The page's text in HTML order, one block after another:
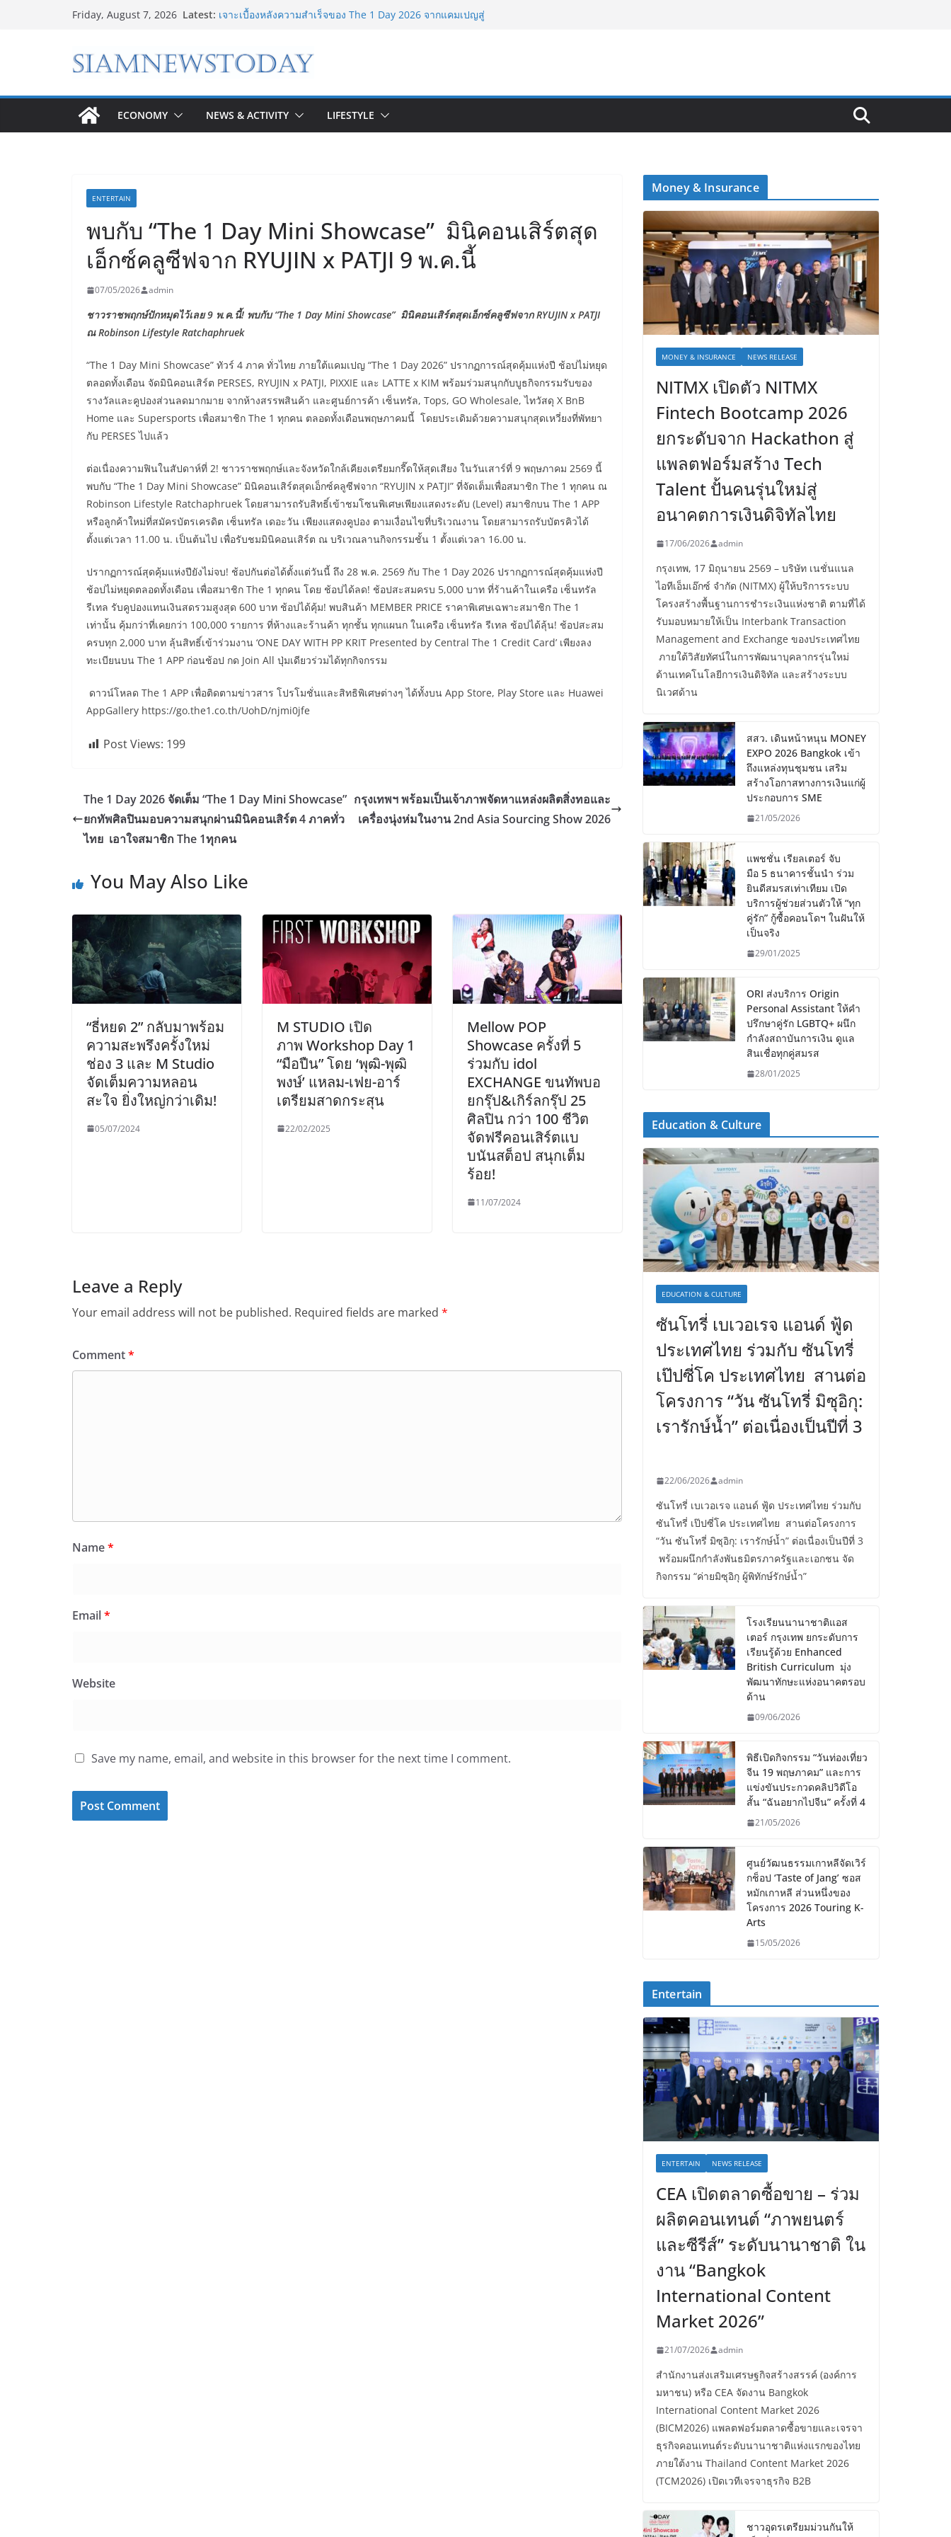
Friday, August 7, 2026 Latest: Bambu Lab เปิด Bambu World และ Authorized Premium
เจาะเบื้องหลังความสำเร็จของ The 1 Day 2026 จากแคมเปญสู่
Shopping Phenomenon ของไทย
CEO “ดร.ปิยะวัฒน์” ถ่ายทอดวิสัยทัศน์ธุรกิจ พร้อมฟรีคอนเสิร์ต
“โชค รถแห่” ยกวง
ECONOMY NEWS & ACTIVITY LIFESTYLE
ENTERTAIN
พบกับ “The 1 Day Mini Showcase” มินิคอนเสิร์ตสุด
เอ็กซ์คลูซีฟจาก RYUJIN x PATJI 9 พ.ค.นี้
07/05/2026 admin
ชาวราชพฤกษ์ปักหมุดไว้เลย 9 พ.ค.นี้! พบกับ “The 1 Day Mini Showcase” มินิคอนเสิร์ตสุดเอ็กซ์คลูซีฟจาก RYUJIN x PATJI
ณ Robinson Lifestyle Ratchaphruek
“The 1 Day Mini Showcase” ทัวร์ 4 ภาค ทั่วไทย ภายใต้แคมเปญ “The 1 Day 2026” ปรากฏการณ์สุดคุ้มแห่งปี ช้อปไม่หยุด
ตลอดทั้งเดือน จัดมินิคอนเสิร์ต PERSES, RYUJIN x PATJI, PIXXIE และ LATTE x KIM พร้อมร่วมสนุกกับบูธกิจกรรมรับของ
รางวัลและคูปองส่วนลดมากมาย จากห้างสรรพสินค้า และศูนย์การค้า เซ็นทรัล, Tops, GO Wholesale, ไทวัสดุ X BnB
Home และ Supersports เพื่อสมาชิก The 1 ทุกคน ตลอดทั้งเดือนพฤษภาคมนี้ โดยประเดิมด้วยความสนุกสุดเหวี่ยงที่พัทยา
กับ PERSES ไปแล้ว
ต่อเนื่องความฟินในสัปดาห์ที่ 2! ชาวราชพฤกษ์และจังหวัดใกล้เคียงเตรียมกรี๊ดให้สุดเสียง ในวันเสาร์ที่ 9 พฤษภาคม 2569 นี้
พบกับ “The 1 Day Mini Showcase” มินิคอนเสิร์ตสุดเอ็กซ์คลูซีฟจาก “RYUJIN x PATJI” ที่จัดเต็มเพื่อสมาชิก The 1 ทุกคน ณ
Robinson Lifestyle Ratchaphruek โดยสามารถรับสิทธิ์เข้าชมโซนพิเศษเพียงแสดงระดับ (Level) สมาชิกบน The 1 APP
หรือลูกค้าใหม่ที่สมัครบัตรเครดิต เซ็นทรัล เดอะวัน เพียงแสดงคูปอง ตามเงื่อนไขที่บริเวณงาน โดยสามารถรับบัตรคิวได้
ตั้งแต่เวลา 11.00 น. เป็นต้นไป เพื่อรับชมมินิคอนเสิร์ต ณ บริเวณลานกิจกรรมชั้น 1 ตั้งแต่เวลา 16.00 น.
ปรากฏการณ์สุดคุ้มแห่งปียังไม่จบ! ช้อปกันต่อได้ตั้งแต่วันนี้ ถึง 28 พ.ค. 2569 กับ The 1 Day 2026 ปรากฏการณ์สุดคุ้มแห่งปี
ช้อปไม่หยุดตลอดทั้งเดือน เพื่อสมาชิก The 1 ทุกคน โดย ช้อปได้ลด! ช้อปสะสมครบ 5,000 บาท ที่ร้านค้าในเครือ เซ็นทรัล
รีเทล รับคูปองแทนเงินสดรวมสูงสุด 600 บาท ช้อปได้คุ้ม! พบสินค้า MEMBER PRICE ราคาพิเศษเฉพาะสมาชิก The 1
เท่านั้น คุ้มกว่าที่เคยกว่า 100,000 รายการ ที่ห้างและร้านค้า ทุกชั้น ทุกแผนก ในเครือ เซ็นทรัล รีเทล ช้อปได้ลุ้น! ช้อปสะสม
ครบทุก 2,000 บาท ลุ้นสิทธิ์เข้าร่วมงาน ‘ONE DAY WITH PP KRIT Presented by Central The 1 Credit Card’ เพียงลง
ทะเบียนบน The 1 APP ก่อนช้อป กด Join All ปุ่มเดียวร่วมได้ทุกกิจกรรม
ดาวน์โหลด The 1 APP เพื่อติดตามข่าวสาร โปรโมชั่นและสิทธิพิเศษต่างๆ ได้ทั้งบน App Store, Play Store และ Huawei
AppGallery https://go.the1.co.th/UohD/njmi0jfe
Post Views: 199
The 1 Day 2026 จัดเต็ม “The 1 Day Mini Showcase”
ยกทัพศิลปินมอบความสนุกผ่านมินิคอนเสิร์ต 4 ภาคทั่ว
ไทย เอาใจสมาชิก The 1ทุกคน
กรุงเทพฯ พร้อมเป็นเจ้าภาพจัดหาแหล่งผลิตสิ่งทอและ
เครื่องนุ่งห่มในงาน 2nd Asia Sourcing Show 2026
You May Also Like
“ธี่หยด 2” กลับมาพร้อม
ความสะพรึงครั้งใหม่
ช่อง 3 และ M Studio
จัดเต็มความหลอน
สะใจ ยิ่งใหญ่กว่าเดิม!
05/07/2024
M STUDIO เปิด
ภาพ Workshop Day 1
“มือปืน” โดย ‘พุฒิ-พุฒิ
พงษ์’ แหลม-เฟย-อาร์
เตรียมสาดกระสุน
22/02/2025
Mellow POP
Showcase ครั้งที่ 5
ร่วมกับ idol
EXCHANGE ขนทัพบอ
ยกรุ๊ป&เกิร์ลกรุ๊ป 25
ศิลปิน กว่า 100 ชีวิต
จัดฟรีคอนเสิร์ตแบ
บนันสต็อป สนุกเต็ม
ร้อย!
11/07/2024
Leave a Reply
Your email address will not be published. Required fields are marked *
Comment*
Name*
Email*
Website
Save my name, email, and website in this browser for the next time I comment.
Money & Insurance
MONEY & INSURANCE NEWS RELEASE
NITMX เปิดตัว NITMX
Fintech Bootcamp 2026
ยกระดับจาก Hackathon สู่
แพลตฟอร์มสร้าง Tech
Talent ปั้นคนรุ่นใหม่สู่
อนาคตการเงินดิจิทัลไทย
17/06/2026 admin
กรุงเทพ, 17 มิถุนายน 2569 – บริษัท เนชั่นแนล
ไอทีเอ็มเอ๊กซ์ จำกัด (NITMX) ผู้ให้บริการระบบ
โครงสร้างพื้นฐานการชำระเงินแห่งชาติ ตามที่ได้
รับมอบหมายให้เป็น Interbank Transaction
Management and Exchange ของประเทศไทย
ภายใต้วิสัยทัศน์ในการพัฒนาบุคลากรรุ่นใหม่
ด้านเทคโนโลยีการเงินดิจิทัล และสร้างระบบ
นิเวศด้าน
สสว. เดินหน้าหนุน MONEY
EXPO 2026 Bangkok เข้า
ถึงแหล่งทุนชุมชน เสริม
สร้างโอกาสทางการเงินแก่ผู้
ประกอบการ SME
21/05/2026
แพชชั่น เรียลเตอร์ จับ
มือ 5 ธนาคารชั้นนำ ร่วม
ยินดีสมรสเท่าเทียม เปิด
บริการผู้ช่วยส่วนตัวให้ “ทุก
คู่รัก” กู้ซื้อคอนโดฯ ในฝันให้
เป็นจริง
29/01/2025
ORI ส่งบริการ Origin
Personal Assistant ให้คำ
ปรึกษาคู่รัก LGBTQ+ ผนึก
กำลังสถาบันการเงิน ดูแล
สินเชื่อทุกคู่สมรส
28/01/2025
Education & Culture
EDUCATION & CULTURE
ซันโทรี่ เบเวอเรจ แอนด์ ฟู้ด
ประเทศไทย ร่วมกับ ซันโทรี่
เป๊ปซี่โค ประเทศไทย สานต่อ
โครงการ “วัน ซันโทรี่ มิซุอิกุ:
เรารักษ์น้ำ” ต่อเนื่องเป็นปีที่ 3
22/06/2026 admin
ซันโทรี่ เบเวอเรจ แอนด์ ฟู้ด ประเทศไทย ร่วมกับ
ซันโทรี่ เป๊ปซี่โค ประเทศไทย สานต่อโครงการ
“วัน ซันโทรี่ มิซุอิกุ: เรารักษ์น้ำ” ต่อเนื่องเป็นปีที่ 3
พร้อมผนึกกำลังพันธมิตรภาครัฐและเอกชน จัด
กิจกรรม “ค่ายมิซุอิกุ ผู้พิทักษ์รักษ์น้ำ”
โรงเรียนนานาชาติแอส
เตอร์ กรุงเทพ ยกระดับการ
เรียนรู้ด้วย Enhanced
British Curriculum มุ่ง
พัฒนาทักษะแห่งอนาคตรอบ
ด้าน
09/06/2026
พิธีเปิดกิจกรรม “วันท่องเที่ยว
จีน 19 พฤษภาคม” และการ
แข่งขันประกวดคลิปวิดีโอ
สั้น “ฉันอยากไปจีน” ครั้งที่ 4
21/05/2026
ศูนย์วัฒนธรรมเกาหลีจัดเวิร์
กช็อป ‘Taste of Jang’ ซอส
หมักเกาหลี ส่วนหนึ่งของ
โครงการ 2026 Touring K-
Arts
15/05/2026
Entertain
ENTERTAIN NEWS RELEASE
CEA เปิดตลาดซื้อขาย – ร่วม
ผลิตคอนเทนต์ “ภาพยนตร์
และซีรีส์” ระดับนานาชาติ ใน
งาน “Bangkok
International Content
Market 2026”
21/07/2026 admin
สำนักงานส่งเสริมเศรษฐกิจสร้างสรรค์ (องค์การ
มหาชน) หรือ CEA จัดงาน Bangkok
International Content Market 2026
(BICM2026) แพลตฟอร์มตลาดซื้อขายและเจรจา
ธุรกิจคอนเทนต์ระดับนานาชาติแห่งแรกของไทย
ภายใต้งาน Thailand Content Market 2026
(TCM2026) เปิดเวทีเจรจาธุรกิจ B2B
ชาวอุดรเตรียมม่วนกันให้